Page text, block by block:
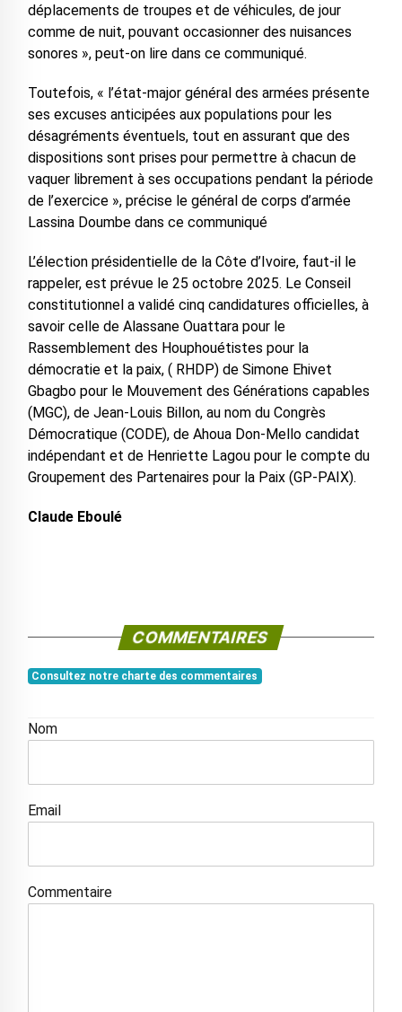
déplacements de troupes et de véhicules, de jour
comme de nuit, pouvant occasionner des nuisances
sonores », peut-on lire dans ce communiqué.
‎Toutefois, « l’état-major général des armées présente
ses excuses anticipées aux populations pour les
désagréments éventuels, tout en assurant que des
dispositions sont prises pour permettre à chacun de
vaquer librement à ses occupations pendant la période
de l’exercice », précise le général de corps d’armée
Lassina Doumbe dans ce communiqué
‎L’élection présidentielle de la Côte d’Ivoire, faut-il le
rappeler, est prévue le 25 octobre 2025. Le Conseil
constitutionnel a validé cinq candidatures officielles, à
savoir celle de Alassane Ouattara pour le
Rassemblement des Houphouétistes pour la
démocratie et la paix, ( RHDP) de Simone Ehivet
Gbagbo pour le Mouvement des Générations capables
(MGC), de Jean-Louis Billon, au nom du Congrès
Démocratique (CODE), de Ahoua Don-Mello candidat
indépendant et de Henriette Lagou pour le compte du
Groupement des Partenaires pour la Paix (GP-PAIX).
Claude Eboulé
COMMENTAIRES
Consultez notre charte des commentaires
Nom
Email
Commentaire